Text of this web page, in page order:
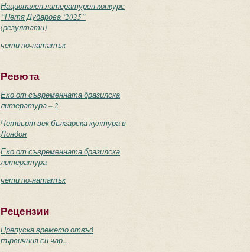
Национален литературен конкурс
“Петя Дубарова ‘2025”
(резултати)
чети по-нататък
Ревюта
Ехо от съвременната бразилска
литература – 2
Четвърт век българска култура в
Лондон
Ехо от съвременната бразилска
литература
чети по-нататък
Рецензии
Препуска времето отвъд
първичния си чар...